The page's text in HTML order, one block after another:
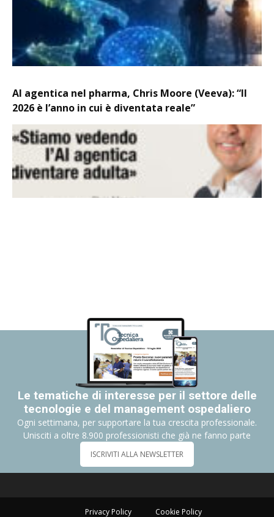
AI agentica nel pharma, Chris Moore (Veeva): “Il
2026 è l’anno in cui è diventata reale”
Le tematiche di interesse per il settore delle
tecnologie e del management ospedaliero
Ogni settimana, per supportare la tua crescita professionale.
Unisciti a oltre 8.900 professionisti che già ne fanno parte
ISCRIVITI ALLA NEWSLETTER
Privacy Policy Cookie Policy